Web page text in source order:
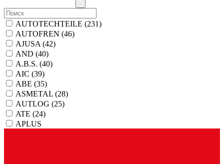
AUTOTECHTEILE (231)
AUTOFREN (46)
AJUSA (42)
AND (40)
A.B.S. (40)
AIC (39)
ABE (35)
ASMETAL (28)
AUTLOG (25)
ATE (24)
APLUS